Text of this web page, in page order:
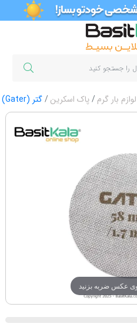
لوازم بار گرم پاک اسکرین گتر (Gater)